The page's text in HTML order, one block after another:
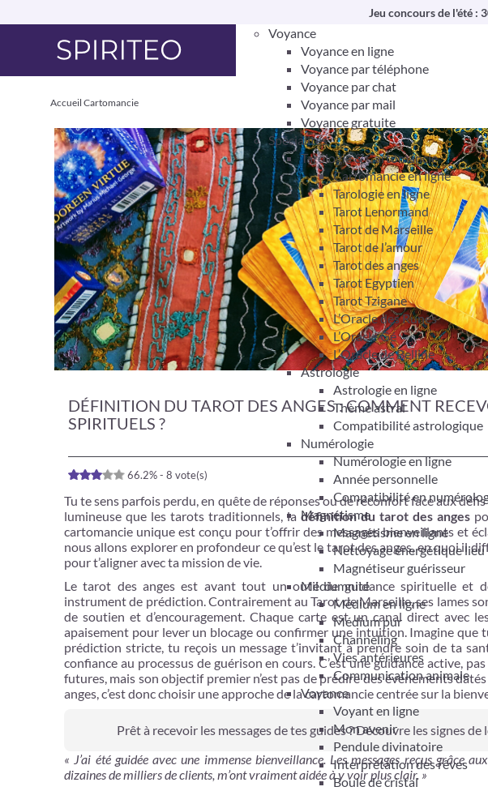
Jeu concours de l'été :
Voyance
Voyance en ligne
Voyance par téléphone
Voyance par chat
Voyance par mail
Voyance gratuite
Spécialités
Tarologie & Cartomancie
Cartomancie en ligne
Tarologie en ligne
Tarot Lenormand
Tarot de Marseille
Tarot de l’amour
Tarot des anges
Tarot Egyptien
Tarot Tzigane
L’Oracle des Runes
L’Oracle Gé
L’Oracle de Belline
Astrologie
Astrologie en ligne
Thème astral
Compatibilité astrologique
Numérologie
Numérologie en ligne
Année personnelle
Compatibilité en
Magnétisme
Magnétisme en ligne
Nettoyage énergétique lieu
Magnétiseur guérisseur
Médiumnité
Médium en ligne
Médium pur
Channeling
Vies antérieures
Communication animale
Voyance
Voyant en ligne
Mon avenir
Pendule divinatoire
Interprétation des rêves
Boule de cristal
Accueil Cartomancie
DÉFINITION DU TAROT DES ANGES : COMMENT
SPIRITUELS ?
66.2% - 8 vote(s)
Tu te sens parfois perdu, en quête de réponses ou de réconfort face aux
lumineuse que les tarots traditionnels, ladéfinition du tarot des anges
cartomancie unique est conçu pour t’offrir des messages bienveillants et
nous allons explorer en profondeur ce qu’est le tarot des anges, en quoi il
pour t’aligner avec ta mission de vie.
Le tarot des anges est avant tout un outil de guidance spirituelle et
instrument de prédiction. Contrairement au Tarot de Marseille, ses lames
de soutien et d’encouragement. Chaque carte est un canal direct avec
apaisement pour lever un blocage ou confirmer une intuition. Imagine que
prédiction stricte, tu reçois un message t’invitant à prendre soin de ta
confiance au processus de guérison en cours. C’est une guidance active,
futures, mais son objectif premier n’est pas de prédire des événements
anges, c’est donc choisir une approche de la cartomancie centrée sur la
Prêt à recevoir les messages de tes guides ? Découvre les signes
« J’ai été guidée avec une immense bienveillance. Les messages reçus grâce
dizaines de milliers de clients, m’ont vraiment aidée à y voir plus clair. »